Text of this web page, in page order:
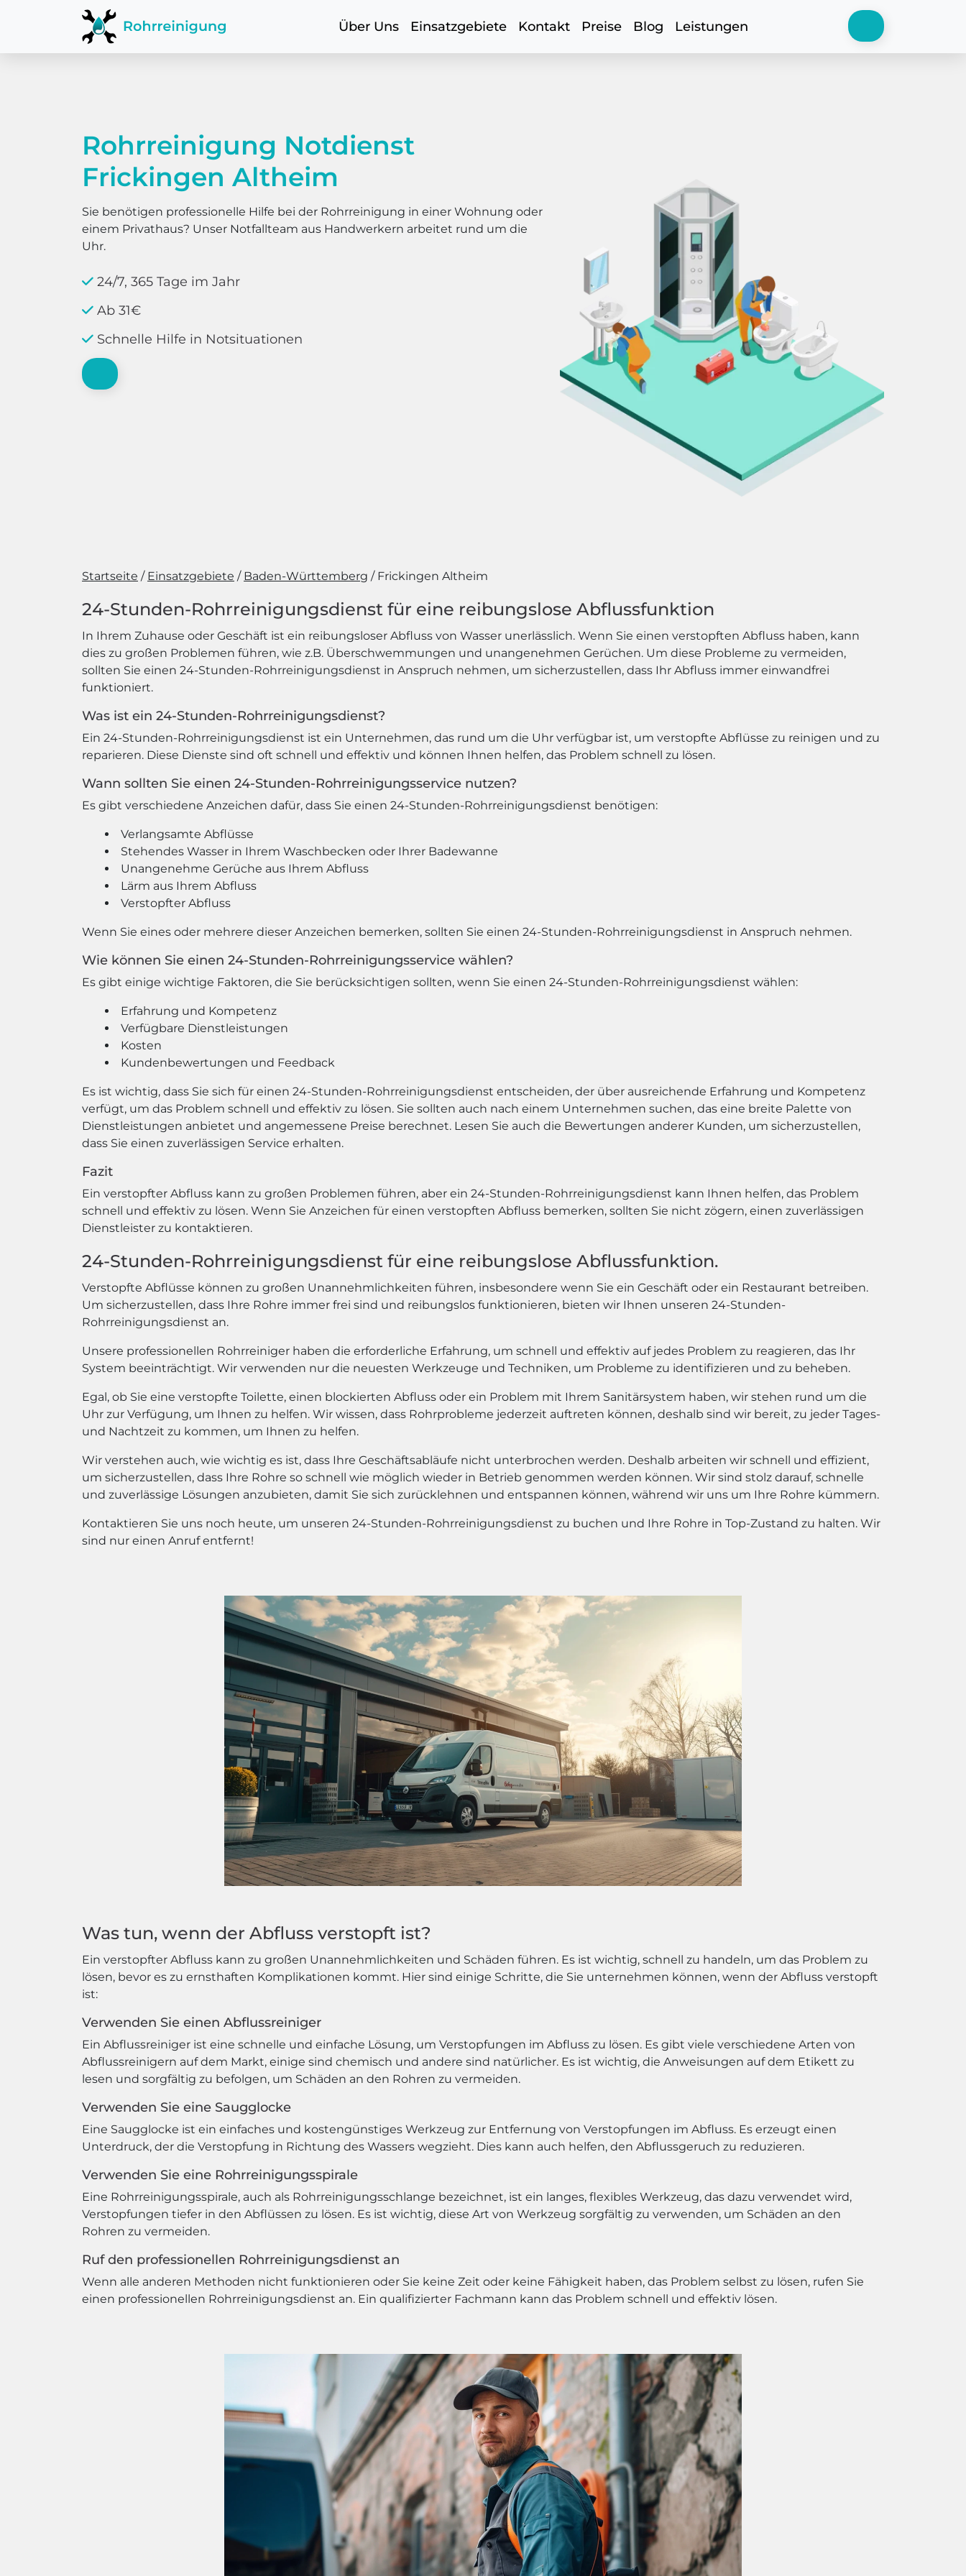
Über Uns Einsatzgebiete Kontakt Preise Blog Leistungen
Rohrreinigung Notdienst
Frickingen Altheim
Sie benötigen professionelle Hilfe bei der Rohrreinigung in einer Wohnung oder
einem Privathaus? Unser Notfallteam aus Handwerkern arbeitet rund um die
Uhr.
24/7, 365 Tage im Jahr
Ab 31€
Schnelle Hilfe in Notsituationen
Startseite Einsatzgebiete Baden-Württemberg Frickingen Altheim
24-Stunden-Rohrreinigungsdienst für eine reibungslose Abflussfunktion
In Ihrem Zuhause oder Geschäft ist ein reibungsloser Abfluss von Wasser unerlässlich. Wenn Sie einen verstopften Abfluss haben, kann
dies zu großen Problemen führen, wie z.B. Überschwemmungen und unangenehmen Gerüchen. Um diese Probleme zu vermeiden,
sollten Sie einen 24-Stunden-Rohrreinigungsdienst in Anspruch nehmen, um sicherzustellen, dass Ihr Abfluss immer einwandfrei
funktioniert.
Was ist ein 24-Stunden-Rohrreinigungsdienst?
Ein 24-Stunden-Rohrreinigungsdienst ist ein Unternehmen, das rund um die Uhr verfügbar ist, um verstopfte Abflüsse zu reinigen und zu
reparieren. Diese Dienste sind oft schnell und effektiv und können Ihnen helfen, das Problem schnell zu lösen.
Wann sollten Sie einen 24-Stunden-Rohrreinigungsservice nutzen?
Es gibt verschiedene Anzeichen dafür, dass Sie einen 24-Stunden-Rohrreinigungsdienst benötigen:
Verlangsamte Abflüsse
Stehendes Wasser in Ihrem Waschbecken oder Ihrer Badewanne
Unangenehme Gerüche aus Ihrem Abfluss
Lärm aus Ihrem Abfluss
Verstopfter Abfluss
Wenn Sie eines oder mehrere dieser Anzeichen bemerken, sollten Sie einen 24-Stunden-Rohrreinigungsdienst in Anspruch nehmen.
Wie können Sie einen 24-Stunden-Rohrreinigungsservice wählen?
Es gibt einige wichtige Faktoren, die Sie berücksichtigen sollten, wenn Sie einen 24-Stunden-Rohrreinigungsdienst wählen:
Erfahrung und Kompetenz
Verfügbare Dienstleistungen
Kosten
Kundenbewertungen und Feedback
Es ist wichtig, dass Sie sich für einen 24-Stunden-Rohrreinigungsdienst entscheiden, der über ausreichende Erfahrung und Kompetenz
verfügt, um das Problem schnell und effektiv zu lösen. Sie sollten auch nach einem Unternehmen suchen, das eine breite Palette von
Dienstleistungen anbietet und angemessene Preise berechnet. Lesen Sie auch die Bewertungen anderer Kunden, um sicherzustellen,
dass Sie einen zuverlässigen Service erhalten.
Fazit
Ein verstopfter Abfluss kann zu großen Problemen führen, aber ein 24-Stunden-Rohrreinigungsdienst kann Ihnen helfen, das Problem
schnell und effektiv zu lösen. Wenn Sie Anzeichen für einen verstopften Abfluss bemerken, sollten Sie nicht zögern, einen zuverlässigen
Dienstleister zu kontaktieren.
24-Stunden-Rohrreinigungsdienst für eine reibungslose Abflussfunktion.
Verstopfte Abflüsse können zu großen Unannehmlichkeiten führen, insbesondere wenn Sie ein Geschäft oder ein Restaurant betreiben.
Um sicherzustellen, dass Ihre Rohre immer frei sind und reibungslos funktionieren, bieten wir Ihnen unseren 24-Stunden-
Rohrreinigungsdienst an.
Unsere professionellen Rohrreiniger haben die erforderliche Erfahrung, um schnell und effektiv auf jedes Problem zu reagieren, das Ihr
System beeinträchtigt. Wir verwenden nur die neuesten Werkzeuge und Techniken, um Probleme zu identifizieren und zu beheben.
Egal, ob Sie eine verstopfte Toilette, einen blockierten Abfluss oder ein Problem mit Ihrem Sanitärsystem haben, wir stehen rund um die
Uhr zur Verfügung, um Ihnen zu helfen. Wir wissen, dass Rohrprobleme jederzeit auftreten können, deshalb sind wir bereit, zu jeder Tages-
und Nachtzeit zu kommen, um Ihnen zu helfen.
Wir verstehen auch, wie wichtig es ist, dass Ihre Geschäftsabläufe nicht unterbrochen werden. Deshalb arbeiten wir schnell und effizient,
um sicherzustellen, dass Ihre Rohre so schnell wie möglich wieder in Betrieb genommen werden können. Wir sind stolz darauf, schnelle
und zuverlässige Lösungen anzubieten, damit Sie sich zurücklehnen und entspannen können, während wir uns um Ihre Rohre kümmern.
Kontaktieren Sie uns noch heute, um unseren 24-Stunden-Rohrreinigungsdienst zu buchen und Ihre Rohre in Top-Zustand zu halten. Wir
sind nur einen Anruf entfernt!
Was tun, wenn der Abfluss verstopft ist?
Ein verstopfter Abfluss kann zu großen Unannehmlichkeiten und Schäden führen. Es ist wichtig, schnell zu handeln, um das Problem zu
lösen, bevor es zu ernsthaften Komplikationen kommt. Hier sind einige Schritte, die Sie unternehmen können, wenn der Abfluss verstopft
ist:
Verwenden Sie einen Abflussreiniger
Ein Abflussreiniger ist eine schnelle und einfache Lösung, um Verstopfungen im Abfluss zu lösen. Es gibt viele verschiedene Arten von
Abflussreinigern auf dem Markt, einige sind chemisch und andere sind natürlicher. Es ist wichtig, die Anweisungen auf dem Etikett zu
lesen und sorgfältig zu befolgen, um Schäden an den Rohren zu vermeiden.
Verwenden Sie eine Saugglocke
Eine Saugglocke ist ein einfaches und kostengünstiges Werkzeug zur Entfernung von Verstopfungen im Abfluss. Es erzeugt einen
Unterdruck, der die Verstopfung in Richtung des Wassers wegzieht. Dies kann auch helfen, den Abflussgeruch zu reduzieren.
Verwenden Sie eine Rohrreinigungsspirale
Eine Rohrreinigungsspirale, auch als Rohrreinigungsschlange bezeichnet, ist ein langes, flexibles Werkzeug, das dazu verwendet wird,
Verstopfungen tiefer in den Abflüssen zu lösen. Es ist wichtig, diese Art von Werkzeug sorgfältig zu verwenden, um Schäden an den
Rohren zu vermeiden.
Ruf den professionellen Rohrreinigungsdienst an
Wenn alle anderen Methoden nicht funktionieren oder Sie keine Zeit oder keine Fähigkeit haben, das Problem selbst zu lösen, rufen Sie
einen professionellen Rohrreinigungsdienst an. Ein qualifizierter Fachmann kann das Problem schnell und effektiv lösen.